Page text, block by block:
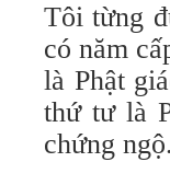
Tôi từng
có năm
là Phật
thứ tư là
chứng ngộ.